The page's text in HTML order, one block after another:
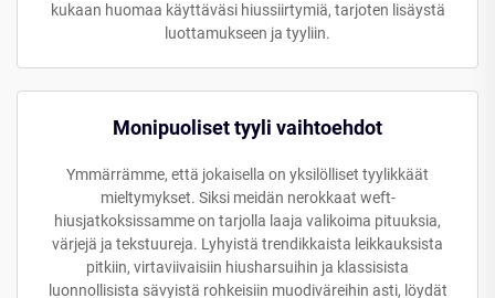
kukaan huomaa käyttäväsi hiussiirtymiä, tarjoten lisäystä
luottamukseen ja tyyliin.
Monipuoliset tyyli vaihtoehdot
Ymmärrämme, että jokaisella on yksilölliset tyylikkäät
mieltymykset. Siksi meidän nerokkaat weft-
hiusjatkoksissamme on tarjolla laaja valikoima pituuksia,
värjejä ja tekstuureja. Lyhyistä trendikkaista leikkauksista
pitkiin, virtaviivaisiin hiusharsuihin ja klassisista
luonnollisista sävyistä rohkeisiin muodiväreihin asti, löydät